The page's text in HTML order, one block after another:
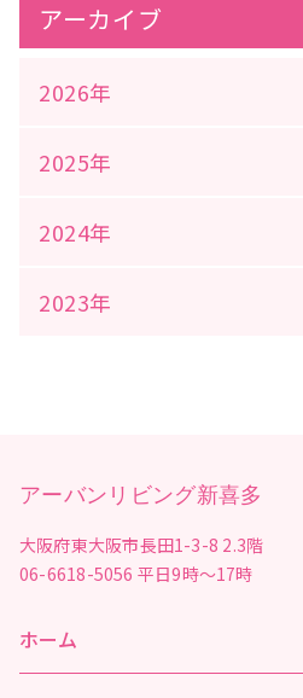
アーカイブ
2026年
2025年
2024年
2023年
アーバンリビング新喜多
大阪府東大阪市長田1-3-8 2.3階
06-6618-5056 平日9時～17時
ホーム